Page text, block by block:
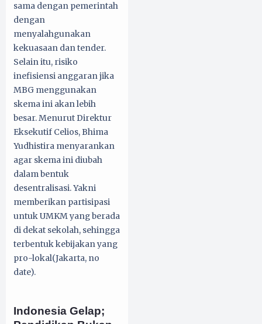
sama dengan pemerintah
dengan
menyalahgunakan
kekuasaan dan tender.
Selain itu, risiko
inefisiensi anggaran jika
MBG menggunakan
skema ini akan lebih
besar. Menurut Direktur
Eksekutif Celios, Bhima
Yudhistira menyarankan
agar skema ini diubah
dalam bentuk
desentralisasi. Yakni
memberikan partisipasi
untuk UMKM yang berada
di dekat sekolah, sehingga
terbentuk kebijakan yang
pro-lokal(Jakarta, no
date).
Indonesia Gelap;